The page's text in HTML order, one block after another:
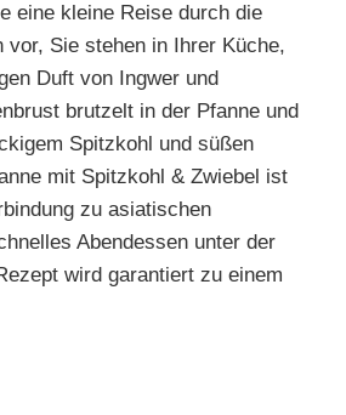
eine kleine Reise durch die
Sie stehen in Ihrer Küche,
Duft von Ingwer und
brutzelt in der Pfanne und
Spitzkohl und süßen
mit Spitzkohl & Zwiebel ist
zu asiatischen
Abendessen unter der
wird garantiert zu einem